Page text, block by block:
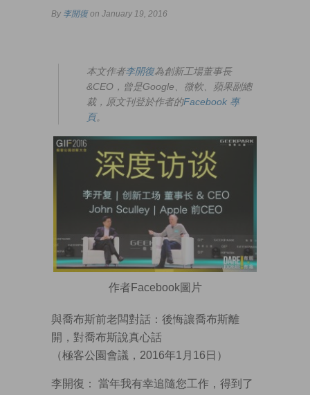
By 李開復on January 19, 2016
本文作者李開復為創新工場董事長
&CEO，曾是Google、微軟、蘋果副總
裁，原文刊登於作者的Facebook 專
頁。
作者Facebook圖片
與喬布斯前老闆對話：後悔讓喬布斯離
開，對喬布斯說真心話
（極客公園會議，2016年1月16日）
李開復： 當年我有幸追隨您工作，得到了